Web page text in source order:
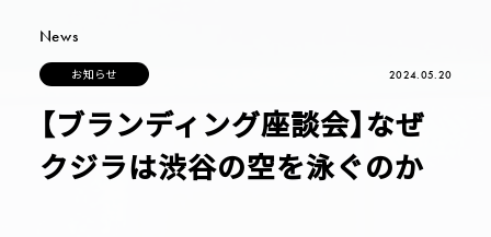
News
お知 らせ
お知らせ
2024.05.20
【ブランディング座談会】なぜ
クジラは渋谷の空を泳ぐのか